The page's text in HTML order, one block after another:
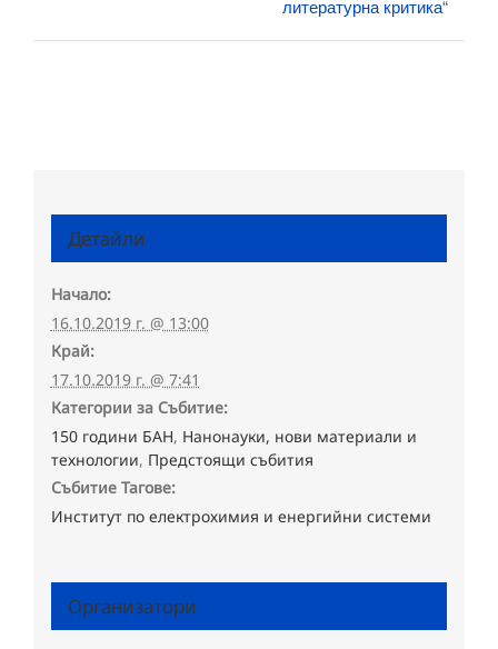
литературна критика“
Детайли
Начало:
16.10.2019 г. @ 13:00
Край:
17.10.2019 г. @ 7:41
Категории за Събитие:
150 години БАН, Нанонауки, нови материали и
технологии, Предстоящи събития
Събитие Тагове:
Институт по електрохимия и енергийни системи
Организатори